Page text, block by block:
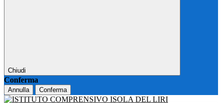
Chiudi
Conferma
Annulla Conferma